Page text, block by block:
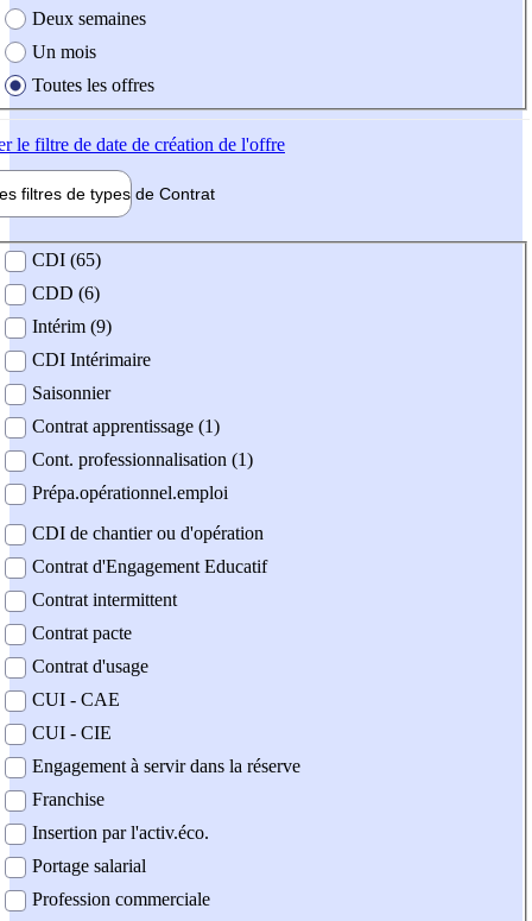
Deux semaines
Un mois
Toutes les offres
le filtre de date de création de l'offre
filtres de types de Contrat
contrat
CDI (65)
CDD (6)
Intérim (9)
CDI Intérimaire
Saisonnier
Contrat apprentissage (1)
Cont. professionnalisation (1)
Prépa.opérationnel.emploi
CDI de chantier ou d'opération
Contrat d'Engagement Educatif
Contrat intermittent
Contrat pacte
Contrat d'usage
CUI - CAE
CUI - CIE
Engagement à servir dans la réserve
Franchise
Insertion par l'activ.éco.
Portage salarial
Profession commerciale